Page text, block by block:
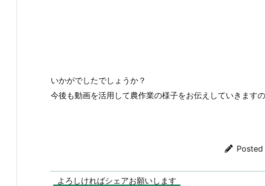
いかがでしたでしょうか？
今後も動画を活用して農作業の様子をお伝えしていきます
よろしければシェアお願いします